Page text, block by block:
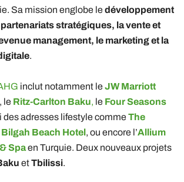
Sa mission englobe ledéveloppement
stratégiques, la vente et
management, le marketing et la
.
inclut notamment leJW Marriott
, le Ritz-Carlton Baku, le Four Seasons
des adresses lifestyle commeThe
Bilgah Beach Hotel, ou encore l’Allium
Spaen Turquie. Deux nouveaux projets
etTbilissi.